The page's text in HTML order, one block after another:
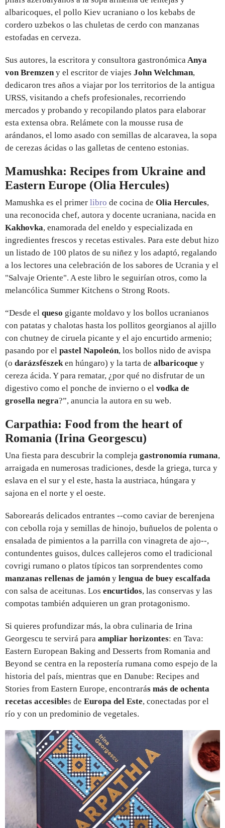
albaricoques, el pollo Kiev ucraniano o los kebabs de
cordero uzbekos o las chuletas de cerdo con manzanas
estofadas en cerveza.
Sus autores, la escritora y consultora gastronómicaAnya
von Bremzeny el escritor de viajes John Welchman,
dedicaron tres años a viajar por los territorios de la antigua
URSS, visitando a chefs profesionales, recorriendo
mercados y probando y recopilando platos para elaborar
esta extensa obra. Relámete con la mousse rusa de
arándanos, el lomo asado con semillas de alcaravea, la sopa
de cerezas ácidas o las galletas de centeno estonias.
Mamushka: Recipes from Ukraine and
Eastern Europe (Olia Hercules)
Mamushka es el primer libro de cocina de Olia Hercules,
una reconocida chef, autora y docente ucraniana, nacida en
Kakhovka, enamorada del eneldo y especializada en
ingredientes frescos y recetas estivales. Para este debut hizo
un listado de 100 platos de su niñez y los adaptó, regalando
a los lectores una celebración de los sabores de Ucrania y el
"Salvaje Oriente". A este libro le seguirían otros, como la
melancólica Summer Kitchens o Strong Roots.
“Desde el queso gigante moldavo y los bollos ucranianos
con patatas y chalotas hasta los pollitos georgianos al ajillo
con chutney de ciruela picante y el ajo encurtido armenio;
pasando por el pastel Napoleón, los bollos nido de avispa
(o darázsfészeken húngaro) y la tarta de albaricoque y
cereza ácida. Y para rematar, ¿por qué no disfrutar de un
digestivo como el ponche de invierno o el vodka de
grosella negra?”, anuncia la autora en su web.
Carpathia: Food from the heart of
Romania (Irina Georgescu)
Una fiesta para descubrir la compleja gastronomía rumana,
arraigada en numerosas tradiciones, desde la griega, turca y
eslava en el sur y el este, hasta la austriaca, húngara y
sajona en el norte y el oeste.
Saborearás delicados entrantes --como caviar de berenjena
con cebolla roja y semillas de hinojo, buñuelos de polenta o
ensalada de pimientos a la parrilla con vinagreta de ajo--,
contundentes guisos, dulces callejeros como el tradicional
covrigi rumano o platos típicos tan sorprendentes como
manzanas rellenas de jamóny lengua de buey escalfada
con salsa de aceitunas. Los encurtidos, las conservas y las
compotas también adquieren un gran protagonismo.
Si quieres profundizar más, la obra culinaria de Irina
Georgescu te servirá para ampliar horizontes: en Tava:
Eastern European Baking and Desserts from Romania and
Beyond se centra en la repostería rumana como espejo de la
historia del país, mientras que en Danube: Recipes and
Stories from Eastern Europe, encontrarás más de ochenta
recetas accesibles de Europa del Este, conectadas por el
río y con un predominio de vegetales.